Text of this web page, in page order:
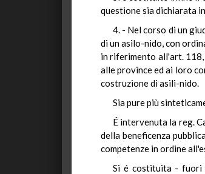
questione sia dichiarata
4. - Nel corso di un
di un asilo-nido, con
in riferimento all'art. 118,
alle province ed ai loro
costruzione di asili-nido.
Sia pure più
É intervenuta la reg.
della beneficenza
competenze in ordine
Si é costituita - fuori